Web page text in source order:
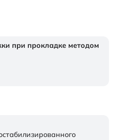
при прокладке методом